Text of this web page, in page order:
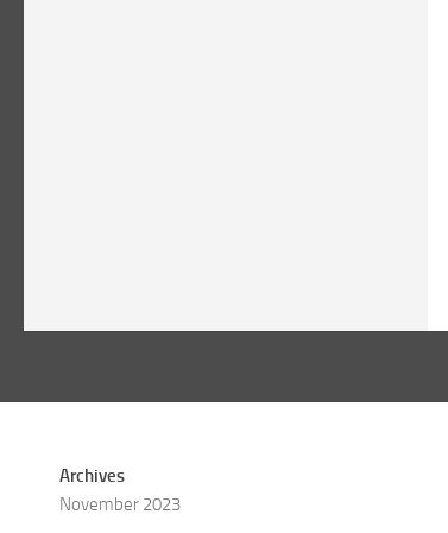
Archives
November 2023